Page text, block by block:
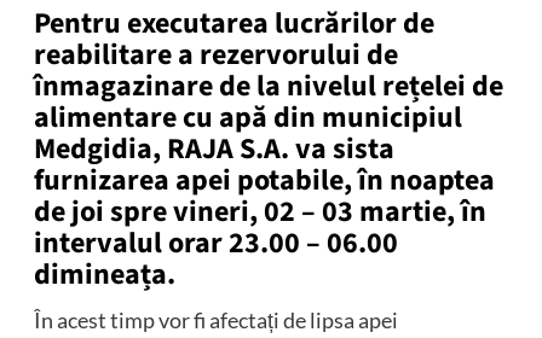
Pentru executarea lucrărilor de
reabilitare a rezervorului de
înmagazinare de la nivelul rețelei de
alimentare cu apă din municipiul
Medgidia, RAJA S.A. va sista
furnizarea apei potabile, în noaptea
de joi spre vineri, 02 – 03 martie, în
intervalul orar 23.00 – 06.00
dimineața.
În acest timp vor fi afectați de lipsa apei